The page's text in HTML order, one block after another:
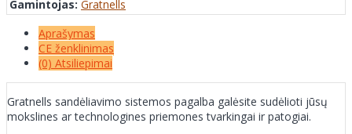
Gamintojas: Gratnells
Aprašymas
CE ženklinimas
(0) Atsiliepimai
Gratnells sandėliavimo sistemos pagalba galėsite sudėlioti jūsų
mokslines ar technologines priemones tvarkingai ir patogiai.